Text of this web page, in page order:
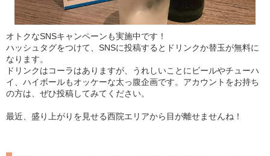
オトクなSNSキャンペーンも実施中です！
ハッシュタグをつけて、SNSに投稿するとドリンクか替玉が無料に
なります。
ドリンクはコーラはありますが、うれしいことにビールやチューハ
イ、ハイボールもオッケーな太っ腹企画です。アカウントをお持ち
の方は、ぜひ投稿してみてください。
最近、盛り上がりを見せる西院エリアから目が離せませんね！